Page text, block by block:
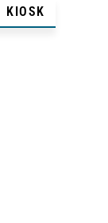
KIOSK